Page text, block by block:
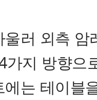
울러 외측 암
가지 방향으
에는 테이블